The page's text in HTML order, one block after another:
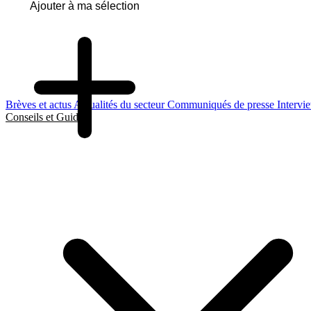
Brèves et actus Actualités du secteurCommuniqués de presse
Conseils et Guides
Ajouter à ma sélection